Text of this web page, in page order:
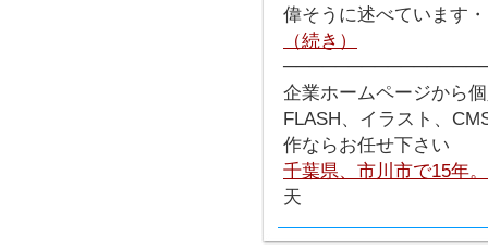
偉そうに述べています
（続き）
企業ホームページから
FLASH、イラスト、
作ならお任せ下さい
千葉県、市川市で15年
天